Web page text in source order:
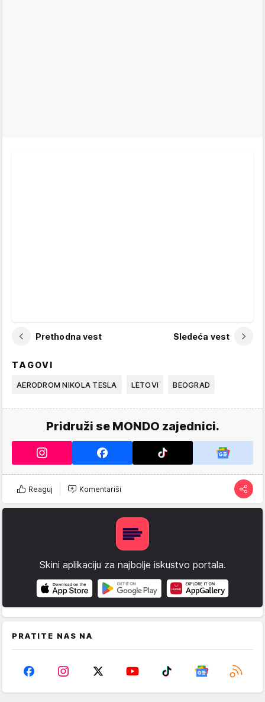
Prethodna vest Sledeća vest
TAGOVI
AERODROM NIKOLA TESLA LETOVI BEOGRAD
Pridruži se MONDO zajednici.
Reaguj Komentariši
Skini aplikaciju za najbolje iskustvo portala.
PRATITE NAS NA